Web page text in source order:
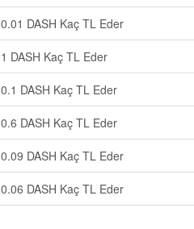
0.01 DASH Kaç TL Eder
1 DASH Kaç TL Eder
0.1 DASH Kaç TL Eder
0.6 DASH Kaç TL Eder
0.09 DASH Kaç TL Eder
0.06 DASH Kaç TL Eder